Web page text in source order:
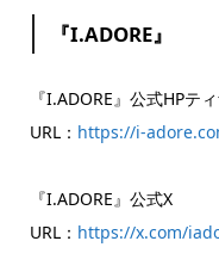
『I.ADORE』
『I.ADORE』公式HPテ
URL： https://i-
『I.ADORE』公式X
URL： https://x.com/